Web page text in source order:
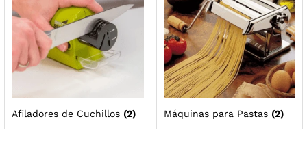
Afiladores de Cuchillos (2) Máquinas para Pastas (2)